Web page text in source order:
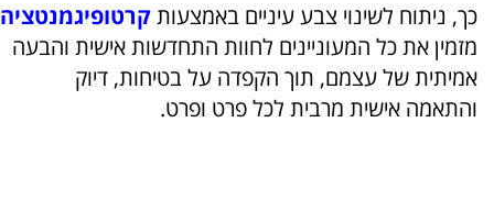
כך, ניתוח לשינוי צבע עיניים באמצעותקרטופיגמנטציה
מזמין את כל המעוניינים לחוות התחדשות אישית והבעה
אמיתית של עצמם, תוך הקפדה על בטיחות, דיוק
והתאמה אישית מרבית לכל פרט ופרט.